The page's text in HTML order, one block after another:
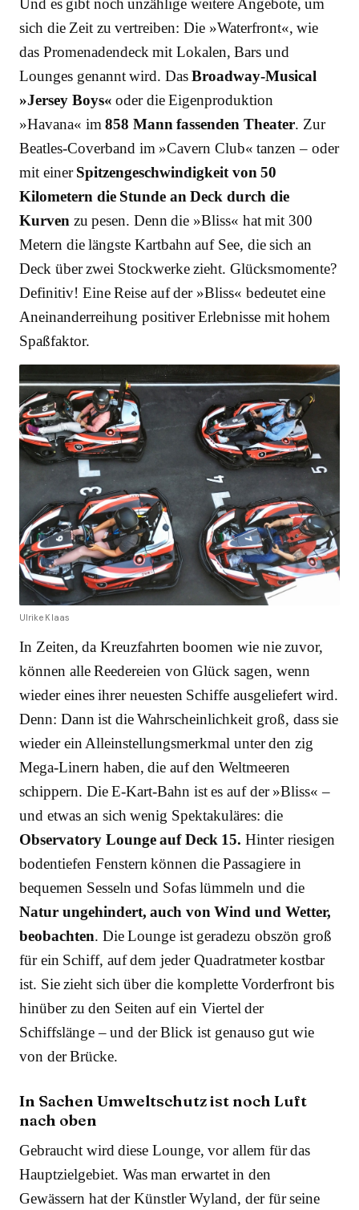
sich die Zeit zu vertreiben: Die »Waterfront«, wie
das Promenadendeck mit Lokalen, Bars und
Lounges genannt wird. DasBroadway-Musical
»Jersey Boys« oder die Eigenproduktion
»Havana« im858 Mann fassenden Theater. Zur
Beatles-Coverband im »Cavern Club« tanzen – oder
mit einerSpitzengeschwindigkeit von 50
Kilometern die Stunde an Deck durch die
Kurven zu pesen. Denn die »Bliss« hat mit 300
Metern die längste Kartbahn auf See, die sich an
Deck über zwei Stockwerke zieht. Glücksmomente?
Definitiv! Eine Reise auf der »Bliss« bedeutet eine
Aneinanderreihung positiver Erlebnisse mit hohem
Spaßfaktor.
Ulrike Klaas
In Zeiten, da Kreuzfahrten boomen wie nie zuvor,
können alle Reedereien von Glück sagen, wenn
wieder eines ihrer neuesten Schiffe ausgeliefert wird.
Denn: Dann ist die Wahrscheinlichkeit groß, dass sie
wieder ein Alleinstellungsmerkmal unter den zig
Mega-Linern haben, die auf den Weltmeeren
schippern. Die E-Kart-Bahn ist es auf der »Bliss« –
und etwas an sich wenig Spektakuläres: die
Observatory Lounge auf Deck 15. Hinter riesigen
bodentiefen Fenstern können die Passagiere in
bequemen Sesseln und Sofas lümmeln und die
Natur ungehindert, auch von Wind und Wetter,
beobachten. Die Lounge ist geradezu obszön groß
für ein Schiff, auf dem jeder Quadratmeter kostbar
ist. Sie zieht sich über die komplette Vorderfront bis
hinüber zu den Seiten auf ein Viertel der
Schiffslänge – und der Blick ist genauso gut wie
von der Brücke.
In Sachen Umweltschutz ist noch Luft
nach oben
Gebraucht wird diese Lounge, vor allem für das
Hauptzielgebiet. Was man erwartet in den
Gewässern hat der Künstler Wyland, der für seine